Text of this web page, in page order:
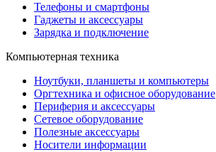
Телефоны и смартфоны
Гаджеты и аксессуары
Зарядка и подключение
Компьютерная техника
Ноутбуки, планшеты и компьютеры
Оргтехника и офисное оборудование
Периферия и аксессуары
Cетевое оборудование
Полезные аксессуары
Носители информации